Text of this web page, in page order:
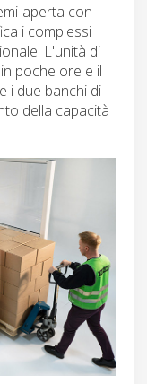
aperta con
i complessi
L'unità di
poche ore e il
i due banchi di
della capacità